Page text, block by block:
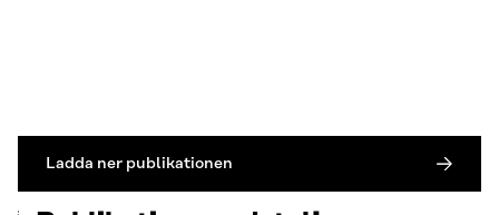
Ladda ner publikationen